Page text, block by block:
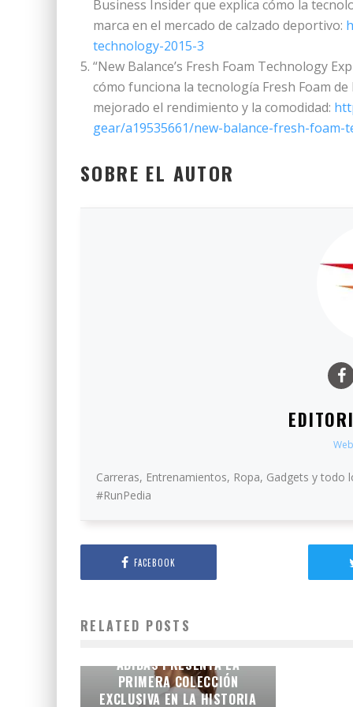
Business Insider que explica cómo la
marca en el mercado de calzado deportivo:
technology-2015-3
“New Balance’s Fresh Foam Technology
cómo funciona la tecnología Fresh Foam
mejorado el rendimiento y la comodidad:
gear/a19535661/new-balance-fresh-foam-
SOBRE EL AUTOR
Carreras, Entrenamientos, Ropa, Gadgets y
#RunPedia
FACEBOOK
RELATED POSTS
LA IDENTIDAD DE LA
ADIDAS PRESENTA LA
PRIMERA COLECCIÓN
EXCLUSIVA EN LA HISTORIA